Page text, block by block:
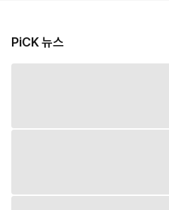
PiCK 뉴스